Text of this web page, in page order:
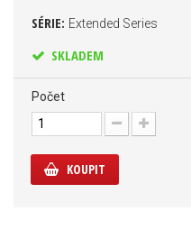
SÉRIE: Extended Series
SKLADEM
Počet
KOUPIT